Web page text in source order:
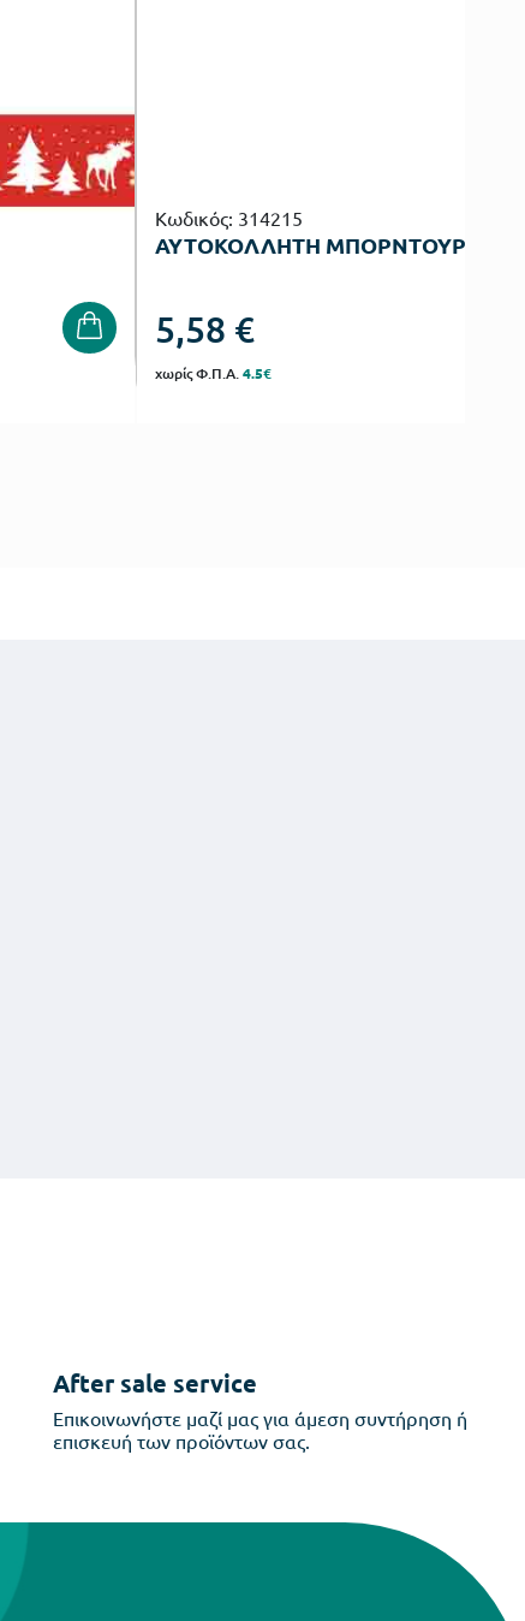
Κωδικός: 314215
ΑΥΤΟΚΟΛΛΗΤΗ ΜΠΟΡΝΤΟΥΡΑ X-
5,58 €
χωρίς Φ.Π.Α.4.5€
After sale service
Επικοινωνήστε μαζί μας για άμεση συντήρηση ή
επισκευή των προϊόντων σας.